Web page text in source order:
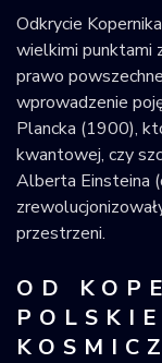
Odkrycie
wielkimi punktami
prawo
wprowadzenie
Plancka (1900),
kwantowej, czy
Alberta Einsteina
przestrzeni.
OD